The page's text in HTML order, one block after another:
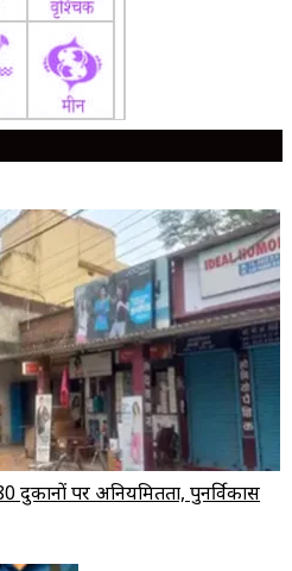
दुकानों पर अनियमितता, पुनर्विकास